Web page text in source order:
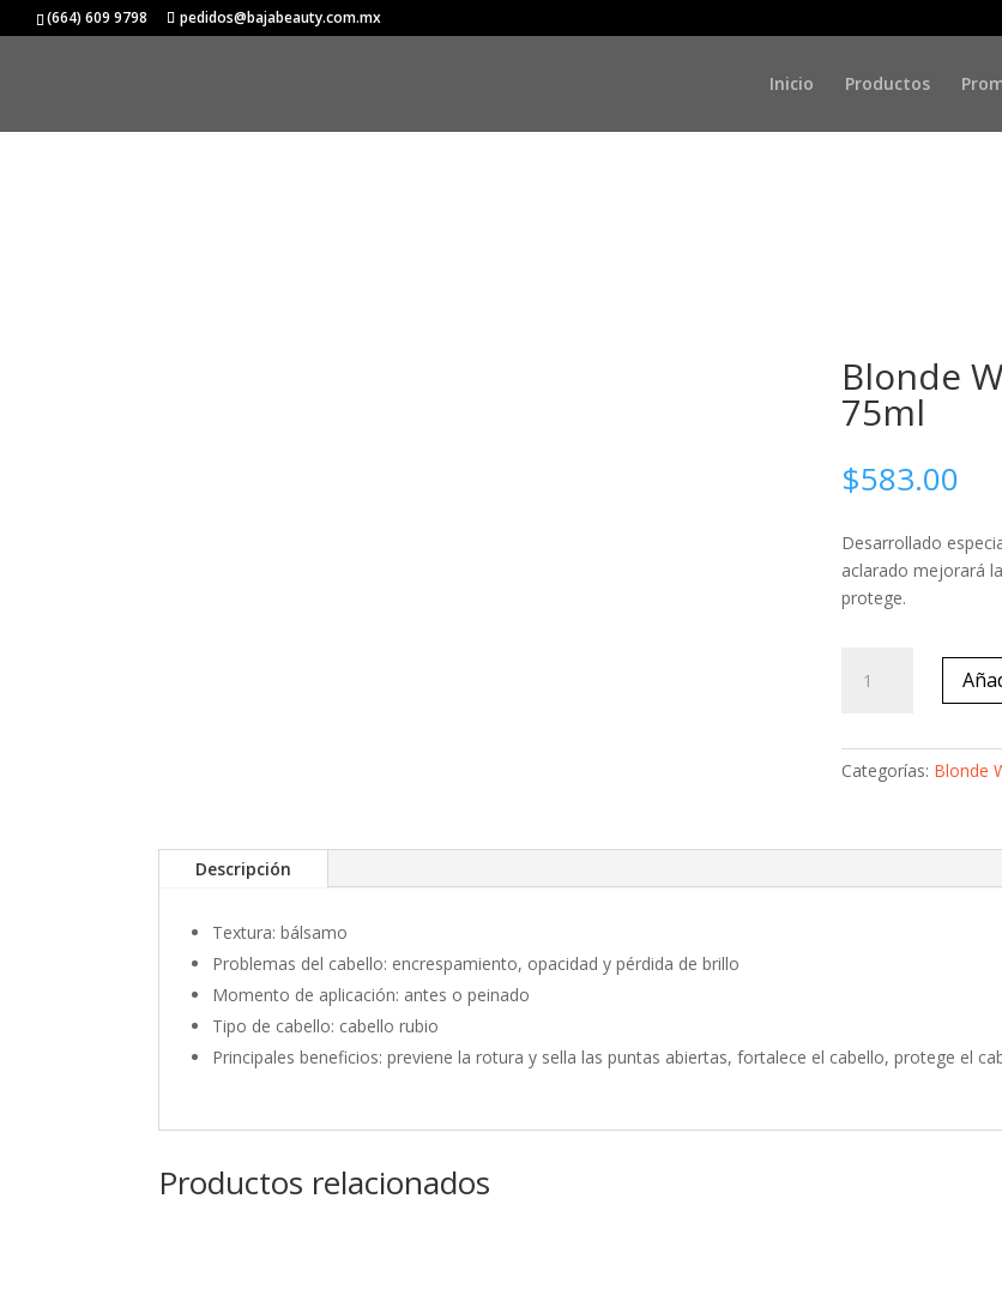
(664) 609 9798 pedidos@bajabeauty.com.mx
Inicio Productos
Inicio/SCHWARZKOPF/BLONDME
Blonde
75ml
$583.00
Desarrollado
aclarado mejorará
protege.
Wonders
75ml
Categorías: Blonde
Descripción
Textura: bálsamo
Problemas del cabello: encrespamiento, opacidad y pérdida de brillo
Momento de aplicación: antes o peinado
Tipo de cabello: cabello rubio
Principales beneficios: previene la rotura y sella las puntas abiertas, fortalece el cabello, protege el
Productos relacionados